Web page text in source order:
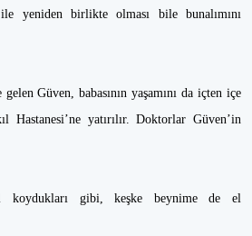
yeniden birlikte olması bile bunalımını
Güven, babasının yaşamını da içten içe
Hastanesi’ne yatırılır. Doktorlar Güven’in
koydukları gibi, keşke beynime de el